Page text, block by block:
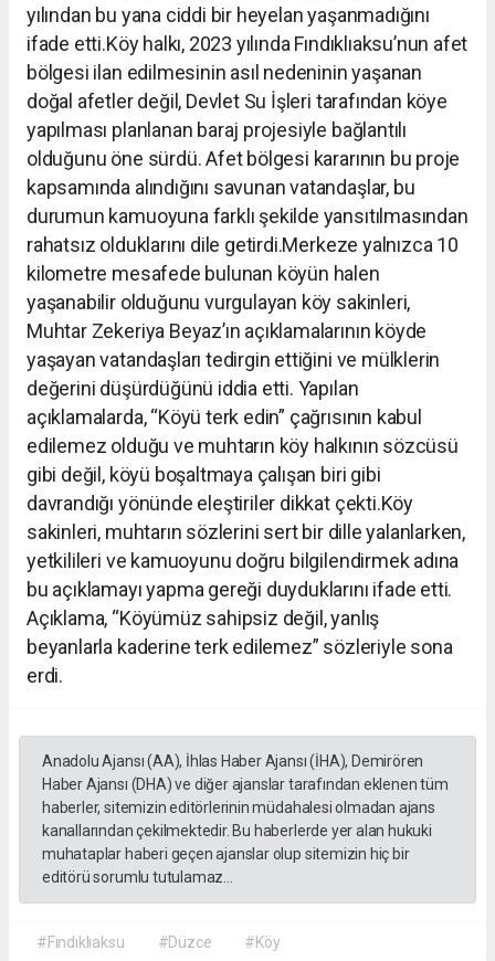
yılından bu yana ciddi bir heyelan yaşanmadığını
ifade etti.Köy halkı, 2023 yılında Fındıklıaksu’nun afet
bölgesi ilan edilmesinin asıl nedeninin yaşanan
doğal afetler değil, Devlet Su İşleri tarafından köye
yapılması planlanan baraj projesiyle bağlantılı
olduğunu öne sürdü. Afet bölgesi kararının bu proje
kapsamında alındığını savunan vatandaşlar, bu
durumun kamuoyuna farklı şekilde yansıtılmasından
rahatsız olduklarını dile getirdi.Merkeze yalnızca 10
kilometre mesafede bulunan köyün halen
yaşanabilir olduğunu vurgulayan köy sakinleri,
Muhtar Zekeriya Beyaz’ın açıklamalarının köyde
yaşayan vatandaşları tedirgin ettiğini ve mülklerin
değerini düşürdüğünü iddia etti. Yapılan
açıklamalarda, “Köyü terk edin” çağrısının kabul
edilemez olduğu ve muhtarın köy halkının sözcüsü
gibi değil, köyü boşaltmaya çalışan biri gibi
davrandığı yönünde eleştiriler dikkat çekti.Köy
sakinleri, muhtarın sözlerini sert bir dille yalanlarken,
yetkilileri ve kamuoyunu doğru bilgilendirmek adına
bu açıklamayı yapma gereği duyduklarını ifade etti.
Açıklama, “Köyümüz sahipsiz değil, yanlış
beyanlarla kaderine terk edilemez” sözleriyle sona
erdi.
Anadolu Ajansı (AA), İhlas Haber Ajansı (İHA), Demirören
Haber Ajansı (DHA) ve diğer ajanslar tarafından eklenen tüm
haberler, sitemizin editörlerinin müdahalesi olmadan ajans
kanallarından çekilmektedir. Bu haberlerde yer alan hukuki
muhataplar haberi geçen ajanslar olup sitemizin hiç bir
editörü sorumlu tutulamaz...
#Fındıklıaksu #Düzce #Köy